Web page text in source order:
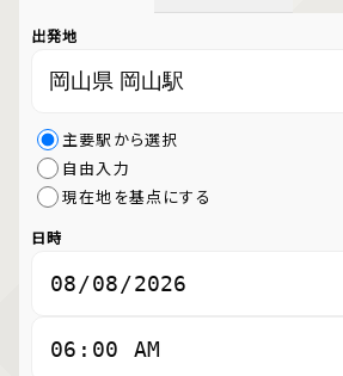
出発地
主要駅から選択
自由入力
現在地を基点にする
日時